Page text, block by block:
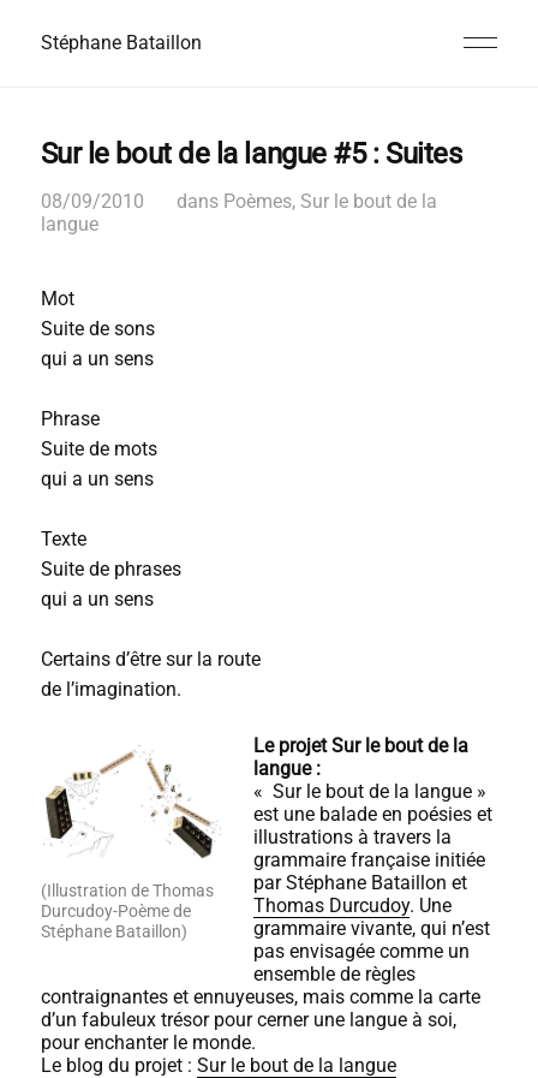
Stéphane Bataillon
Sur le bout de la langue #5 : Suites
08/09/2010 dans Poèmes, Sur le bout de la
langue
Mot
Suite de sons
qui a un sens
Phrase
Suite de mots
qui a un sens
Texte
Suite de phrases
qui a un sens
Certains d’être sur la route
de l’imagination.
(Illustration de Thomas
Durcudoy-Poème de
Stéphane Bataillon)
Le projet Sur le bout de la
langue :
« Sur le bout de la langue »
est une balade en poésies et
illustrations à travers la
grammaire française initiée
par Stéphane Bataillon et
Thomas Durcudoy. Une
grammaire vivante, qui n’est
pas envisagée comme un
ensemble de règles
contraignantes et ennuyeuses, mais comme la carte
d’un fabuleux trésor pour cerner une langue à soi,
pour enchanter le monde.
Le blog du projet : Sur le bout de la langue